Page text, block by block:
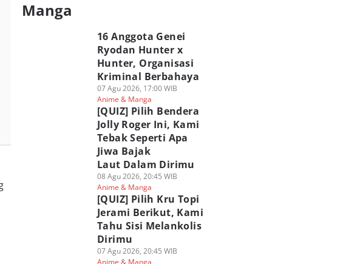
Manga
16 Anggota Genei
Ryodan Hunter x
Hunter, Organisasi
Kriminal Berbahaya
07 Agu 2026, 17:00 WIB
Anime & Manga
[QUIZ] Pilih Bendera
Jolly Roger Ini, Kami
Tebak Seperti Apa
Jiwa Bajak
Laut Dalam Dirimu
08 Agu 2026, 20:45 WIB
Anime & Manga
[QUIZ] Pilih Kru Topi
Jerami Berikut, Kami
Tahu Sisi Melankolis
Dirimu
07 Agu 2026, 20:45 WIB
Anime & Manga